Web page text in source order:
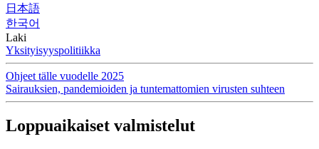
日本語
한국어
Laki
Yksityisyyspolitiikka
Ohjeet tälle vuodelle 2025
Sairauksien, pandemioiden ja tuntemattomien virusten suhteen
Loppuaikaiset valmistelut